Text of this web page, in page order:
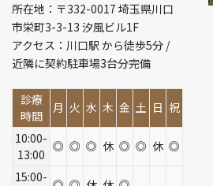
所在地：〒332-0017 埼玉県川口
市栄町3-3-13 汐風ビル1F
アクセス：川口駅 から徒歩5分 /
近隣に契約駐車場3台分完備
診療
時間
月 火 水 木 金 土 日 祝
10:00-
13:00
◎ ◎ ◎ 休 ◎ ◎ 休 ◎
15:00-